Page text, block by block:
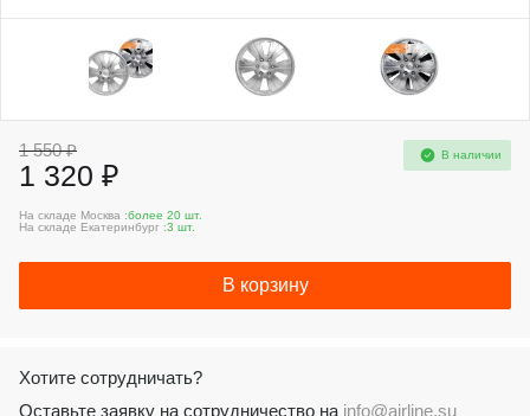
1 550 ₽
1 320 ₽
В наличии
На складе Москва :более 20 шт.
На складе Екатеринбург :3 шт.
В корзину
Хотите сотрудничать?
Оставьте заявку на сотрудничество на info@airline.su